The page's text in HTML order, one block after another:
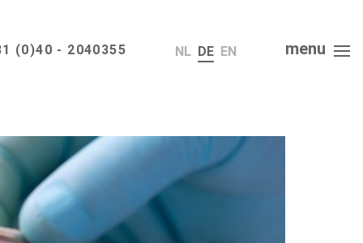
(0)40 - 2040355 NL DE EN menu